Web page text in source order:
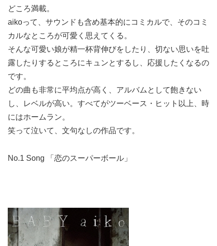
どころ満載。
aikoって、サウンドも含め基本的にコミカルで、そのコミ
カルなところが可愛く思えてくる。
そんな可愛い娘が精一杯背伸びをしたり、切ない思いを吐
露したりするところにキュンとするし、応援したくなるの
です。
どの曲も非常に平均点が高く、アルバムとして飽きない
し、レベルが高い。すべてがツーベース・ヒット以上、時
にはホームラン。
笑って泣いて、文句なしの作品です。
No.1 Song 「恋のスーパーボール」